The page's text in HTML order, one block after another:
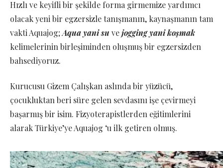
Hızlı ve keyifli bir şekilde forma girmemize yardımcı
olacak yeni bir egzersizle tanışmanın, kaynaşmanın tam
vakti Aquajog;Aqua yani su vejogging yani koşmak
kelimelerinin birleşiminden oluşmuş bir egzersizden
bahsediyoruz.
Kurucusu Gizem Çalışkan aslında bir yüzücü,
çocukluktan beri süre gelen sevdasını işe çevirmeyi
başarmış bir isim. Fizyoterapistlerden eğitimlerini
alarak Türkiye’ye Aquajog ‘u ilk getiren olmuş.